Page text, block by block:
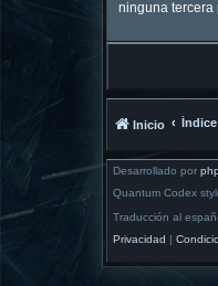
ninguna tercera
Inicio
Desarrollado por
Quantum Codex
Traducción al
Privacidad |